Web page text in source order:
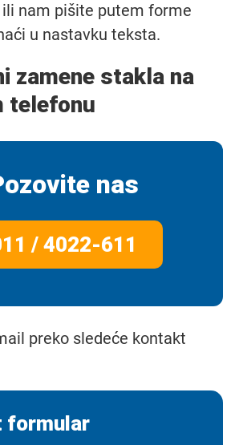
nam pišite putem forme
u nastavku teksta.
zamene stakla na
telefonu
nas
/ 4022-611
preko sledeće kontakt
formular